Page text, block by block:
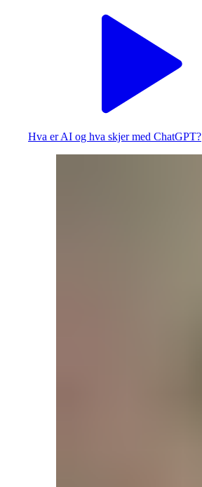
Hva er AI og hva skjer med ChatGPT?